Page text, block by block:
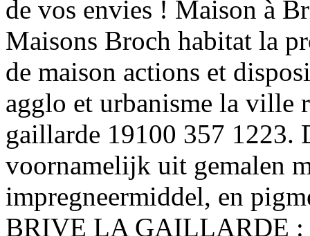
de vos envies ! Maison à
Maisons Broch habitat la
de maison actions et
agglo et urbanisme la ville
gaillarde 19100 357 1223.
voornamelijk uit gemalen
impregneermiddel, en
BRIVE LA GAILLARDE :